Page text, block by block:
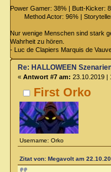
Power Gamer: 38% | Butt-Kicker:
Method Actor: 96% |
Nur wenige Menschen sind stark
Wahrheit zu hören.
- Luc de Clapiers Marquis de
First Orko
Username: Orko
Re: HALLOWEEN
« Antwort #7 am: 23.10.2019 |
Zitat von: Megavolt am